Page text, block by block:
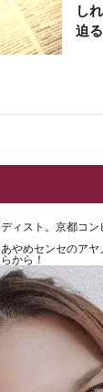
し
迫る
ィスト。京都コ
やめセンセのアヤ
から！